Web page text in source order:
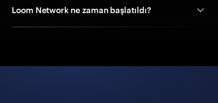
Loom Network ne zaman başlatıldı?